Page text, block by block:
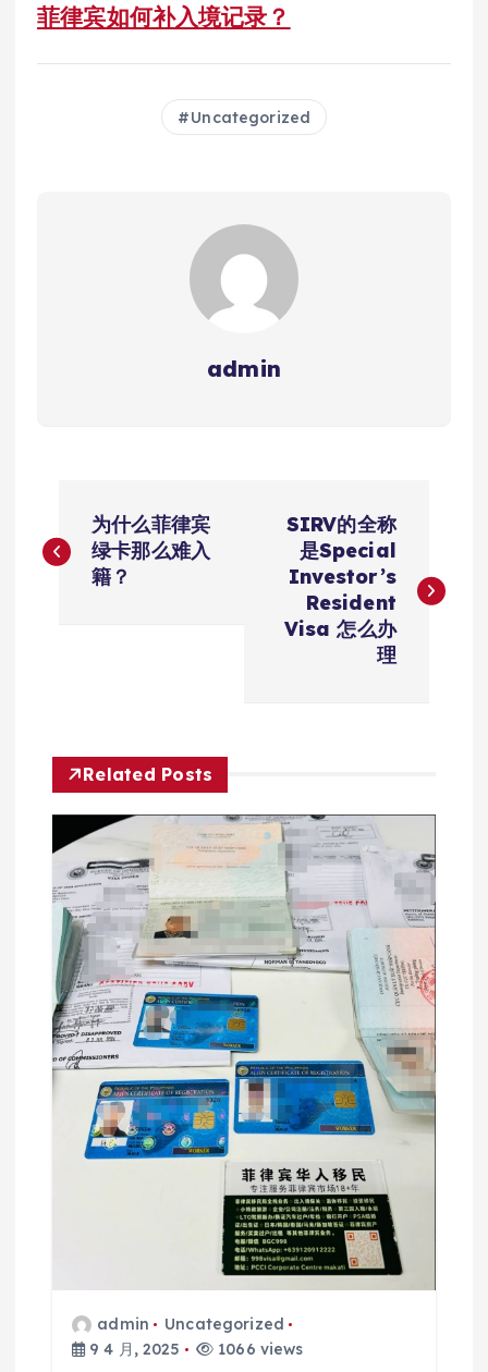
菲律宾如何补入境记录？
Uncategorized
admin
章
为什么菲律宾
绿卡那么难入
籍？
SIRV的全称
是Special
Investor’s
Resident
Visa 怎么办
理
Related Posts
admin
Uncategorized
9 4 月, 2025
1066 views